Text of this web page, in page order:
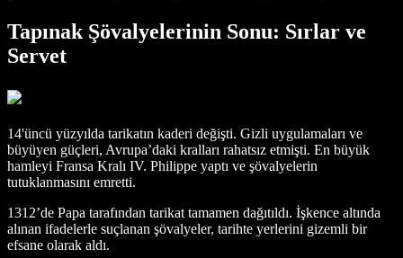
Tapınak Şövalyelerinin Sonu: Sırlar ve
Servet
14'üncü yüzyılda tarikatın kaderi değişti. Gizli uygulamaları ve
büyüyen güçleri, Avrupa’daki kralları rahatsız etmişti. En büyük
hamleyi Fransa Kralı IV. Philippe yaptı ve şövalyelerin
tutuklanmasını emretti.
1312’de Papa tarafından tarikat tamamen dağıtıldı. İşkence altında
alınan ifadelerle suçlanan şövalyeler, tarihte yerlerini gizemli bir
efsane olarak aldı.